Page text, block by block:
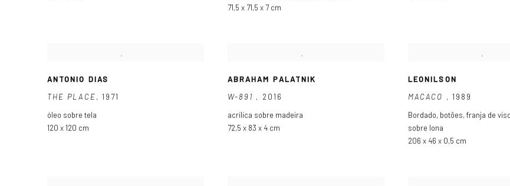
71,5 x 71,5 x 7 cm
ANTONIO DIAS
THE PLACE, 1971
óleo sobre tela
120 x 120 cm
ABRAHAM PALATNIK
W-891 , 2016
acrílica sobre madeira
72,5 x 83 x 4 cm
LEONILSON
MACACO , 1989
Bordado, botões, franja de
sobre lona
206 x 46 x 0,5 cm